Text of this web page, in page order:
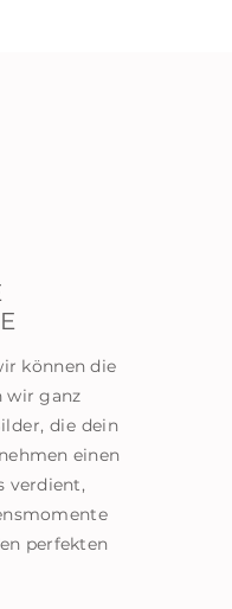
können die
wir ganz
die dein
einen
verdient,
perfekten